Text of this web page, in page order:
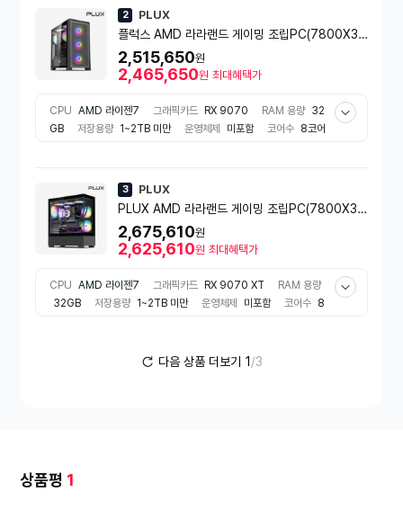
쿨링팬 개수
력 700~800W미만
2 PLUX
플럭스 AMD 라라랜드 게이밍 조립PC(7800X3
D/9070/32G/1TB) 조립식컴퓨터
2,515,650원
2,465,650원 최대혜택가
CPU AMD 라이젠7 그래픽카드 RX 9070 RAM 용량 32
GB
저장용량 1~2TB 미만 운영체제 미포함 코어수 8코어
DDR5
저장장치 SSD(NVMe)
쿨링팬 개수
ATX파워 정격출력
800~900W
미만
3 PLUX
PLUX AMD 라라랜드 게이밍 조립PC(7800X3
D/9070XT/32G/1TB) 조립식컴퓨터
2,675,610원
2,625,610원 최대혜택가
CPU AMD 라이젠7 그래픽카드 RX 9070 XT
RAM 용량
32GB
저장용량 1~2TB 미만 운영체제 미포함 코어수 8
슬롯2개 메모리 종류 GDDR6
다음 상품 더보기 1 /3
상품평 1